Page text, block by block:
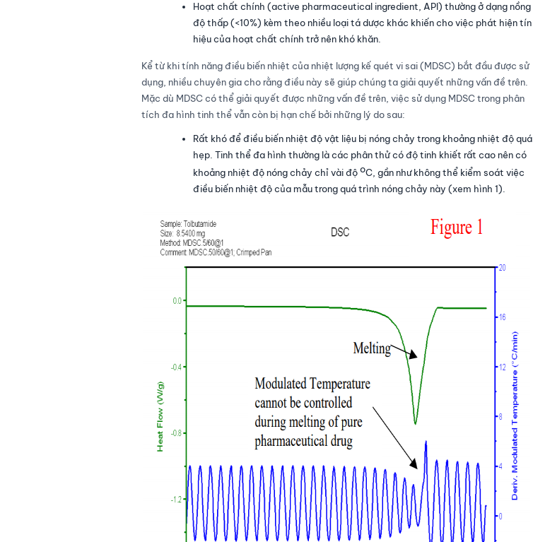
Hoạt chất chính (active pharmaceutical ingredient, API) thường ở dạng nồng
độ thấp (<10%) kèm theo nhiều loại tá dược khác khiến cho việc phát hiện tín
hiệu của hoạt chất chính trở nên khó khăn.
Kể từ khi tính năng điều biến nhiệt của nhiệt lượng kế quét vi sai (MDSC) bắt đầu được sử
dụng, nhiều chuyên gia cho rằng điều này sẽ giúp chúng ta giải quyết những vấn đề trên.
Mặc dù MDSC có thể giải quyết được những vấn đề trên, việc sử dụng MDSC trong phân
tích đa hình tinh thể vẫn còn bị hạn chế bởi những lý do sau:
Rất khó để điều biến nhiệt độ vật liệu bị nóng chảy trong khoảng nhiệt độ quá
hẹp. Tinh thể đa hình thường là các phân thử có độ tinh khiết rất cao nên có
khoảng nhiệt độ nóng chảy chỉ vài độoC, gần như không thể kiểm soát việc
điều biến nhiệt độ của mẫu trong quá trình nóng chảy này (xem hình 1).